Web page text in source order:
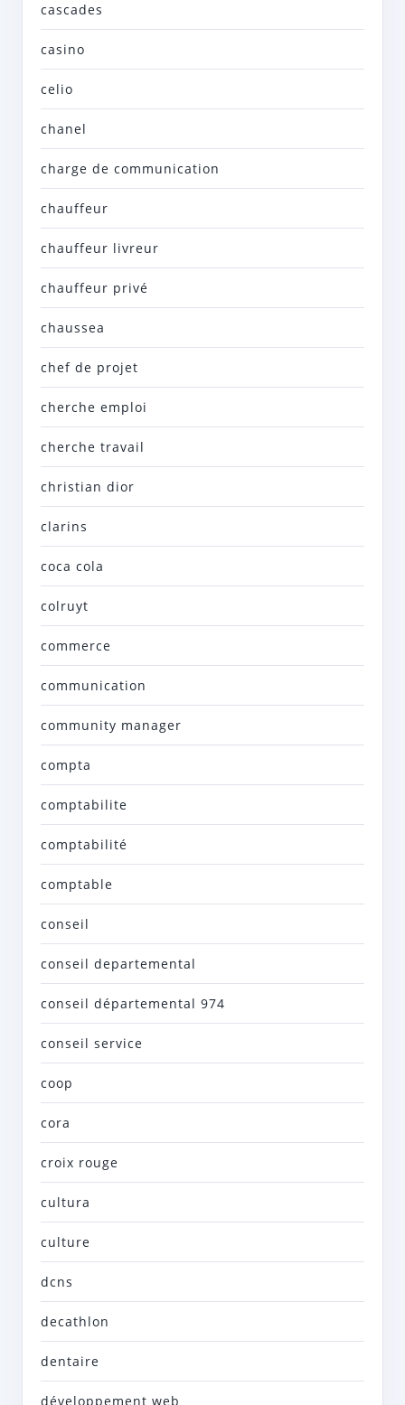
cascades
casino
celio
chanel
charge de communication
chauffeur
chauffeur livreur
chauffeur privé
chaussea
chef de projet
cherche emploi
cherche travail
christian dior
clarins
coca cola
colruyt
commerce
communication
community manager
compta
comptabilite
comptabilité
comptable
conseil
conseil departemental
conseil départemental 974
conseil service
coop
cora
croix rouge
cultura
culture
dcns
decathlon
dentaire
développement web